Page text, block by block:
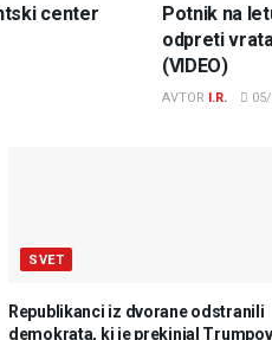
center
Potnik na
odpreti
(VIDEO)
AVTOR I.R.
SVET
Republikanci iz dvorane odstranili
demokrata, ki je prekinjal Trumpov